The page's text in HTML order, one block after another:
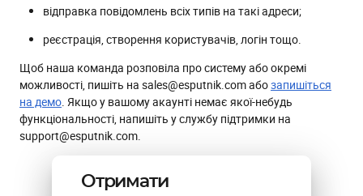
відправка повідомлень всіх типів на такі адреси;
реєстрація, створення користувачів, логін тощо.
Щоб наша команда розповіла про систему або окремі
можливості, пишіть на sales@esputnik.com абозапишіться
на демо. Якщо у вашому акаунті немає якої-небудь
функціональності, напишіть у службу підтримки на
support@esputnik.com.
Отримати